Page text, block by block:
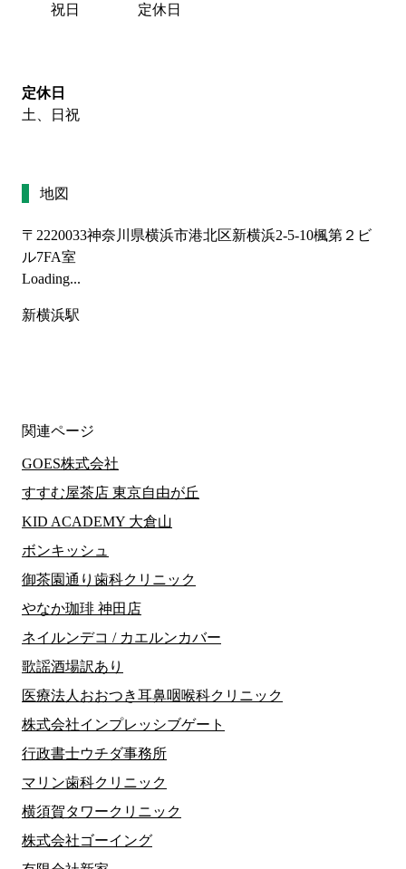
祝日 定休日
定休日
土、日祝
地図
〒2220033神奈川県横浜市港北区新横浜2-5-10楓第２ビ
ル7FA室
Loading...
新横浜駅
関連ページ
GOES株式会社
すすむ屋茶店 東京自由が丘
KID ACADEMY 大倉山
ボンキッシュ
御茶園通り歯科クリニック
やなか珈琲 神田店
ネイルンデコ / カエルンカバー
歌謡酒場訳あり
医療法人おおつき耳鼻咽喉科クリニック
株式会社インプレッシブゲート
行政書士ウチダ事務所
マリン歯科クリニック
横須賀タワークリニック
株式会社ゴーイング